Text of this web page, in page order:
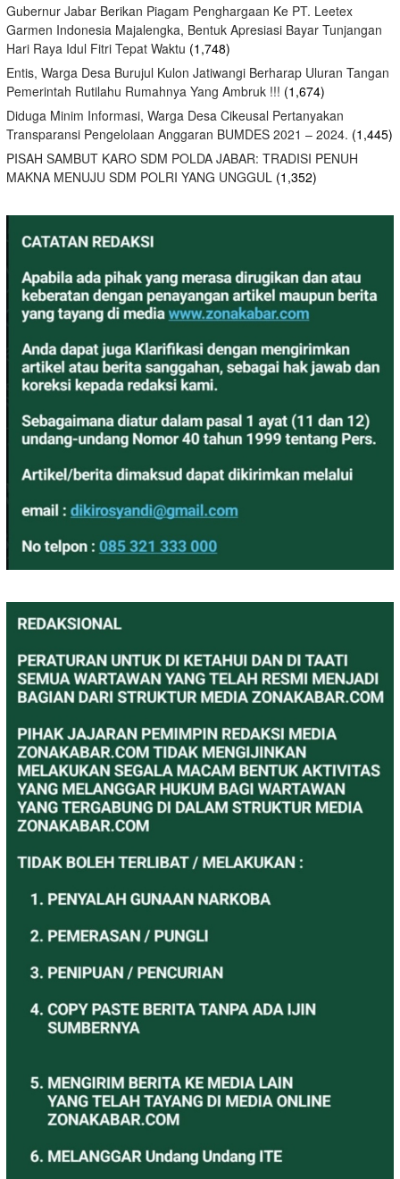
Gubernur Jabar Berikan Piagam Penghargaan Ke PT. Leetex
Garmen Indonesia Majalengka, Bentuk Apresiasi Bayar Tunjangan
Hari Raya Idul Fitri Tepat Waktu (1,748)
Entis, Warga Desa Burujul Kulon Jatiwangi Berharap Uluran Tangan
Pemerintah Rutilahu Rumahnya Yang Ambruk !!! (1,674)
Diduga Minim Informasi, Warga Desa Cikeusal Pertanyakan
Transparansi Pengelolaan Anggaran BUMDES 2021 – 2024. (1,445)
PISAH SAMBUT KARO SDM POLDA JABAR: TRADISI PENUH
MAKNA MENUJU SDM POLRI YANG UNGGUL (1,352)